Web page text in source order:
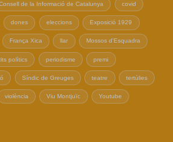
de la Informació de Catalunya covid
dones eleccions Exposició 1929
França Xica llar Mossos d'Esquadra
polítics periodisme premi
Síndic de Greuges teatre tertúlies
violència Viu Montjuïc Youtube